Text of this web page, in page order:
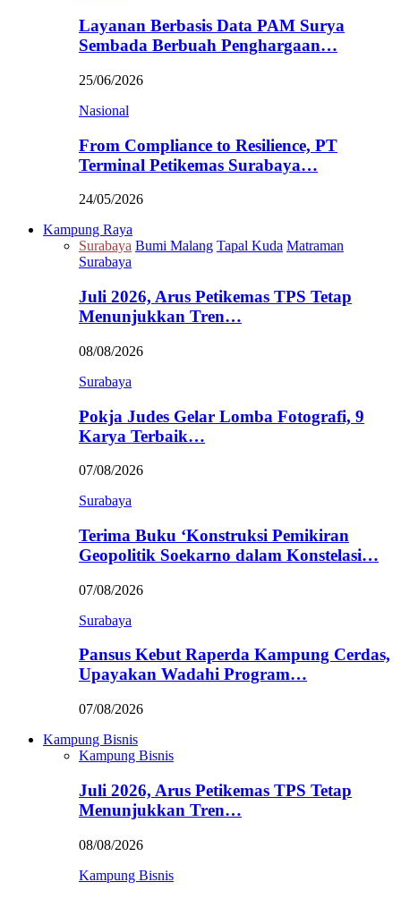
Layanan Berbasis Data PAM Surya
Sembada Berbuah Penghargaan…
25/06/2026
Nasional
From Compliance to Resilience, PT
Terminal Petikemas Surabaya…
24/05/2026
Kampung Raya
Surabaya Bumi Malang Tapal Kuda Matraman
Surabaya
Juli 2026, Arus Petikemas TPS Tetap
Menunjukkan Tren…
08/08/2026
Surabaya
Pokja Judes Gelar Lomba Fotografi, 9
Karya Terbaik…
07/08/2026
Surabaya
Terima Buku ‘Konstruksi Pemikiran
Geopolitik Soekarno dalam Konstelasi…
07/08/2026
Surabaya
Pansus Kebut Raperda Kampung Cerdas,
Upayakan Wadahi Program…
07/08/2026
Kampung Bisnis
Kampung Bisnis
Juli 2026, Arus Petikemas TPS Tetap
Menunjukkan Tren…
08/08/2026
Kampung Bisnis